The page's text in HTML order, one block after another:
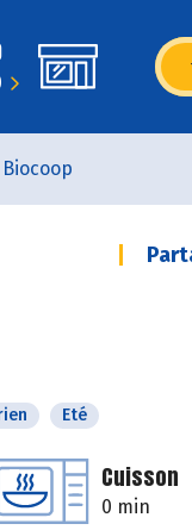
Biocoop
Eté
Cuisson
0 min